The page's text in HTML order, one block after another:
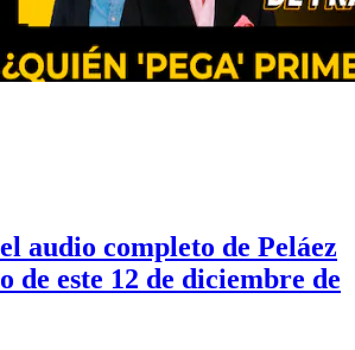
audio completo de Peláez
de este 12 de diciembre de